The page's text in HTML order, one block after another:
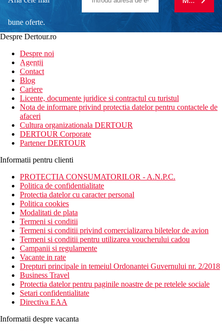
bune oferte.
newsletter!
Despre Dertour.ro
Despre noi
Agentii
Contact
Blog
Cariere
Licente, documente juridice si contractul cu turistul
Nota de informare privind protectia datelor pentru contactele de
afaceri
Cultura organizationala DERTOUR
DERTOUR Corporate
Partener DERTOUR
Informatii pentru clienti
PROTECTIA CONSUMATORILOR - A.N.P.C.
Politica de confidentialitate
Protectia datelor cu caracter personal
Politica cookies
Modalitati de plata
Termeni si conditii
Termeni si conditii privind comercializarea biletelor de avion
Termeni si conditii pentru utilizarea voucherului cadou
Campanii si regulamente
Vacante in rate
Drepturi principale in temeiul Ordonantei Guvernului nr. 2/2018
Business Travel
Protectia datelor pentru paginile noastre de pe retelele sociale
Setari confidentialitate
Directiva EAA
Informatii despre vacanta